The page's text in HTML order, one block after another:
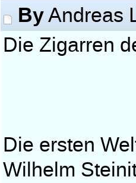
ByAndreas
Die Zigarren
Die ersten
Wilhelm